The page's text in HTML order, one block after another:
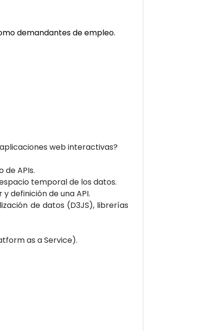
demandantes de empleo.
web interactivas?
APIs.
temporal de los datos.
definición de una API.
de datos (D3JS), librerías
as a Service).